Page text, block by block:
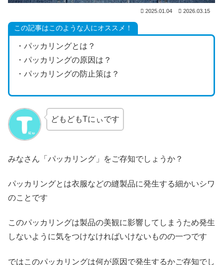
2025.01.04 2026.03.15
この記事はこのような人にオススメ！
・パッカリングとは？
・パッカリングの原因は？
・パッカリングの防止策は？
どもどもTにぃです
みなさん「パッカリング」をご存知でしょうか？
パッカリングとは衣服などの縫製品に発生する細かいシワ
のことです
このパッカリングは製品の美観に影響してしまうため発生
しないように気をつけなければいけないものの一つです
ではこのパッカリングは何が原因で発生するかご存知でし